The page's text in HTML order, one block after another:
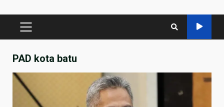
PRIMARY
PAD kota batu